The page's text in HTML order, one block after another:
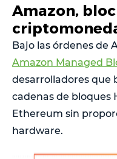
Amazon,
Bajo las órdenes de
Amazon Managed
desarrolladores que
cadenas de bloques
Ethereum sin
hardware.